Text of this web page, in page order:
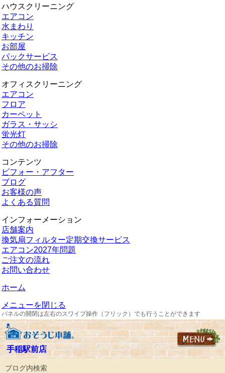
ハウスクリーニング
エアコン
水まわり
キッチン
お部屋
パックサービス
その他のお掃除
オフィスクリーニング
エアコン
フロア
カーペット
ガラス・サッシ
蛍光灯
その他のお掃除
コンテンツ
ビフォー・アフター
ブログ
お客様の声
よくある質問
インフォーメーション
店舗案内
換気扇フィルター定期交換サービス
エアコン2027年問題
ご注文の流れ
お問い合わせ
ホーム
メニューを閉じる
パネルの開閉は左右のスワイプ操作（フリック）でも行うことができます
手稲駅前店
ブログ内検索